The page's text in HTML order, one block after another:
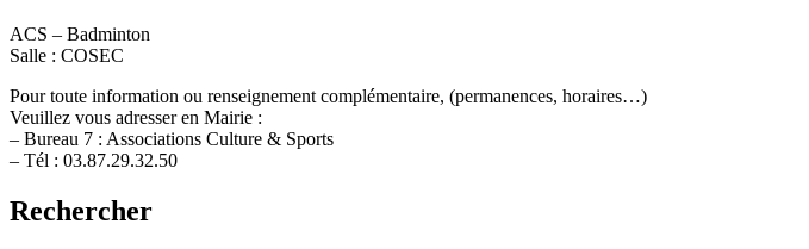
ACS – Badminton
Salle : COSEC
Pour toute information ou renseignement complémentaire, (permanences, horaires…)
Veuillez vous adresser en Mairie :
– Bureau 7 : Associations Culture & Sports
– Tél : 03.87.29.32.50
Rechercher